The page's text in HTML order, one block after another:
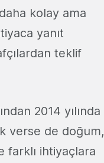
kolay ama
yanıt
teklif
2014 yılında
verse de doğum,
farklı ihtiyaçlara